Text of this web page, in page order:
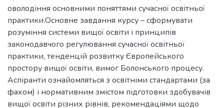
оволодіння основними поняттями сучасної освітньої
практики.Основне завдання курсу – сформувати
розуміння системи вищої освіти і принципів
законодавчого регулювання сучасної освітньої
практики, тенденцій розвитку Європейського
простору вищої освіти, вимог Болонського процесу.
Аспіранти ознайомляться з освітніми стандартами (за
фахом) і нормативним змістом підготовки здобувачів
вищої освіти різних рівнів, рекомендаціями щодо